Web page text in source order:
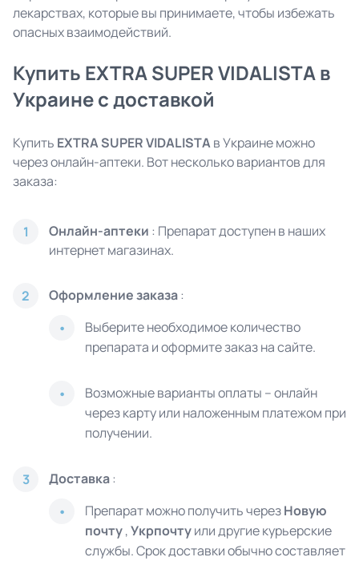
лекарствах, которые вы принимаете, чтобы избежать
опасных взаимодействий.
Купить EXTRA SUPERVIDALISTAв
Украине с доставкой
Купить EXTRA SUPERVIDALISTAв Украине можно
через онлайн-аптеки. Вот несколько вариантов для
заказа:
1 Онлайн-аптеки : Препарат доступен в наших
интернет магазинах.
2 Оформление заказа:
Выберите необходимое количество
препарата и оформите заказ на сайте.
Возможные варианты оплаты – онлайн
через карту или наложенным платежом при
получении.
3 Доставка:
Препарат можно получить черезНовую
почту,Укрпочтуили другие курьерские
службы. Срок доставки обычно составляет